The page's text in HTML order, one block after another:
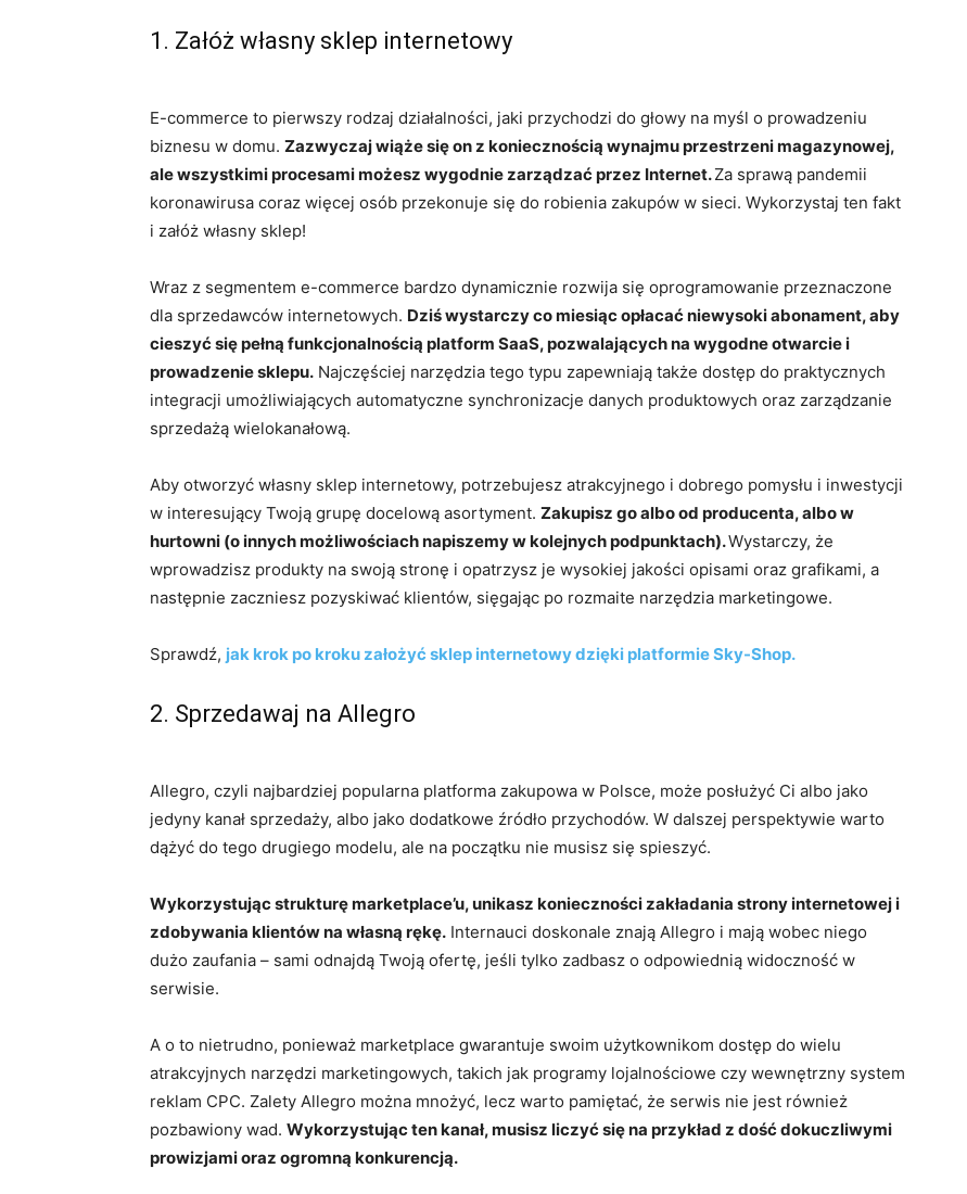
1. Załóż własny sklep internetowy
E-commerce to pierwszy rodzaj działalności, jaki przychodzi do głowy na myśl o prowadzeniu
biznesu w domu. Zazwyczaj wiąże się on z koniecznością wynajmu przestrzeni magazynowej,
ale wszystkimi procesami możesz wygodnie zarządzać przez Internet.Za sprawą pandemii
koronawirusa coraz więcej osób przekonuje się do robienia zakupów w sieci. Wykorzystaj ten fakt
i załóż własny sklep!
Wraz z segmentem e-commerce bardzo dynamicznie rozwija się oprogramowanie przeznaczone
dla sprzedawców internetowych. Dziś wystarczy co miesiąc opłacać niewysoki abonament, aby
cieszyć się pełną funkcjonalnością platform SaaS, pozwalających na wygodne otwarcie i
prowadzenie sklepu. Najczęściej narzędzia tego typu zapewniają także dostęp do praktycznych
integracji umożliwiających automatyczne synchronizacje danych produktowych oraz zarządzanie
sprzedażą wielokanałową.
Aby otworzyć własny sklep internetowy, potrzebujesz atrakcyjnego i dobrego pomysłu i inwestycji
w interesujący Twoją grupę docelową asortyment. Zakupisz go albo od producenta, albo w
hurtowni (o innych możliwościach napiszemy w kolejnych podpunktach).Wystarczy, że
wprowadzisz produkty na swoją stronę i opatrzysz je wysokiej jakości opisami oraz grafikami, a
następnie zaczniesz pozyskiwać klientów, sięgając po rozmaite narzędzia marketingowe.
Sprawdź, jak krok po kroku założyć sklep internetowy dzięki platformie Sky-Shop.
2. Sprzedawaj na Allegro
Allegro, czyli najbardziej popularna platforma zakupowa w Polsce, może posłużyć Ci albo jako
jedyny kanał sprzedaży, albo jako dodatkowe źródło przychodów. W dalszej perspektywie warto
dążyć do tego drugiego modelu, ale na początku nie musisz się spieszyć.
Wykorzystując strukturę marketplace’u, unikasz konieczności zakładania strony internetowej i
zdobywania klientów na własną rękę. Internauci doskonale znają Allegro i mają wobec niego
dużo zaufania – sami odnajdą Twoją ofertę, jeśli tylko zadbasz o odpowiednią widoczność w
serwisie.
A o to nietrudno, ponieważ marketplace gwarantuje swoim użytkownikom dostęp do wielu
atrakcyjnych narzędzi marketingowych, takich jak programy lojalnościowe czy wewnętrzny system
reklam CPC. Zalety Allegro można mnożyć, lecz warto pamiętać, że serwis nie jest również
pozbawiony wad. Wykorzystując ten kanał, musisz liczyć się na przykład z dość dokuczliwymi
prowizjami oraz ogromną konkurencją.